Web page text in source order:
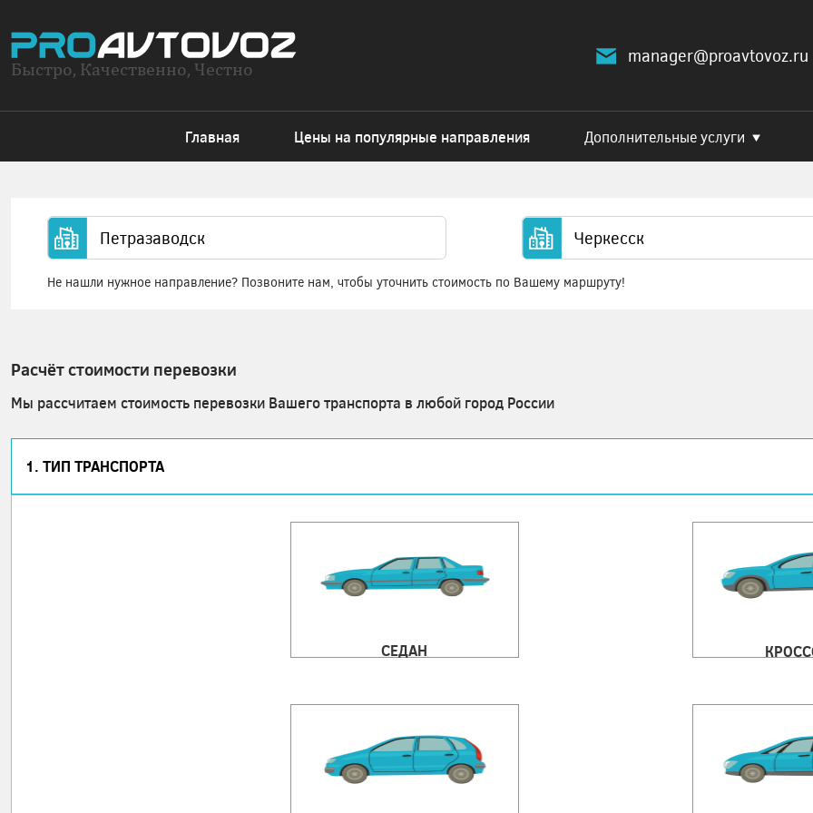
Быстро, Качественно, Честно
manager@proavtovoz.ru
Главная Цены на популярные направления Дополнительные услуги
Не нашли нужное направление? Позвоните нам, чтобы уточнить стоимость по Вашему маршруту!
Расчёт стоимости перевозки
Мы рассчитаем стоимость перевозки Вашего транспорта в любой город России
1. ТИП ТРАНСПОРТА
СЕДАН